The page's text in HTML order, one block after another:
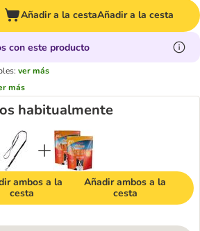
Añadir a la cestaAñadir a la cesta
con este producto
ver más
más
habitualmente
ambos a la
cesta
Añadir ambos a la
cesta